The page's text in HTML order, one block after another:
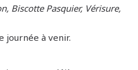
Biscotte Pasquier, Vérisure,
journée à venir.